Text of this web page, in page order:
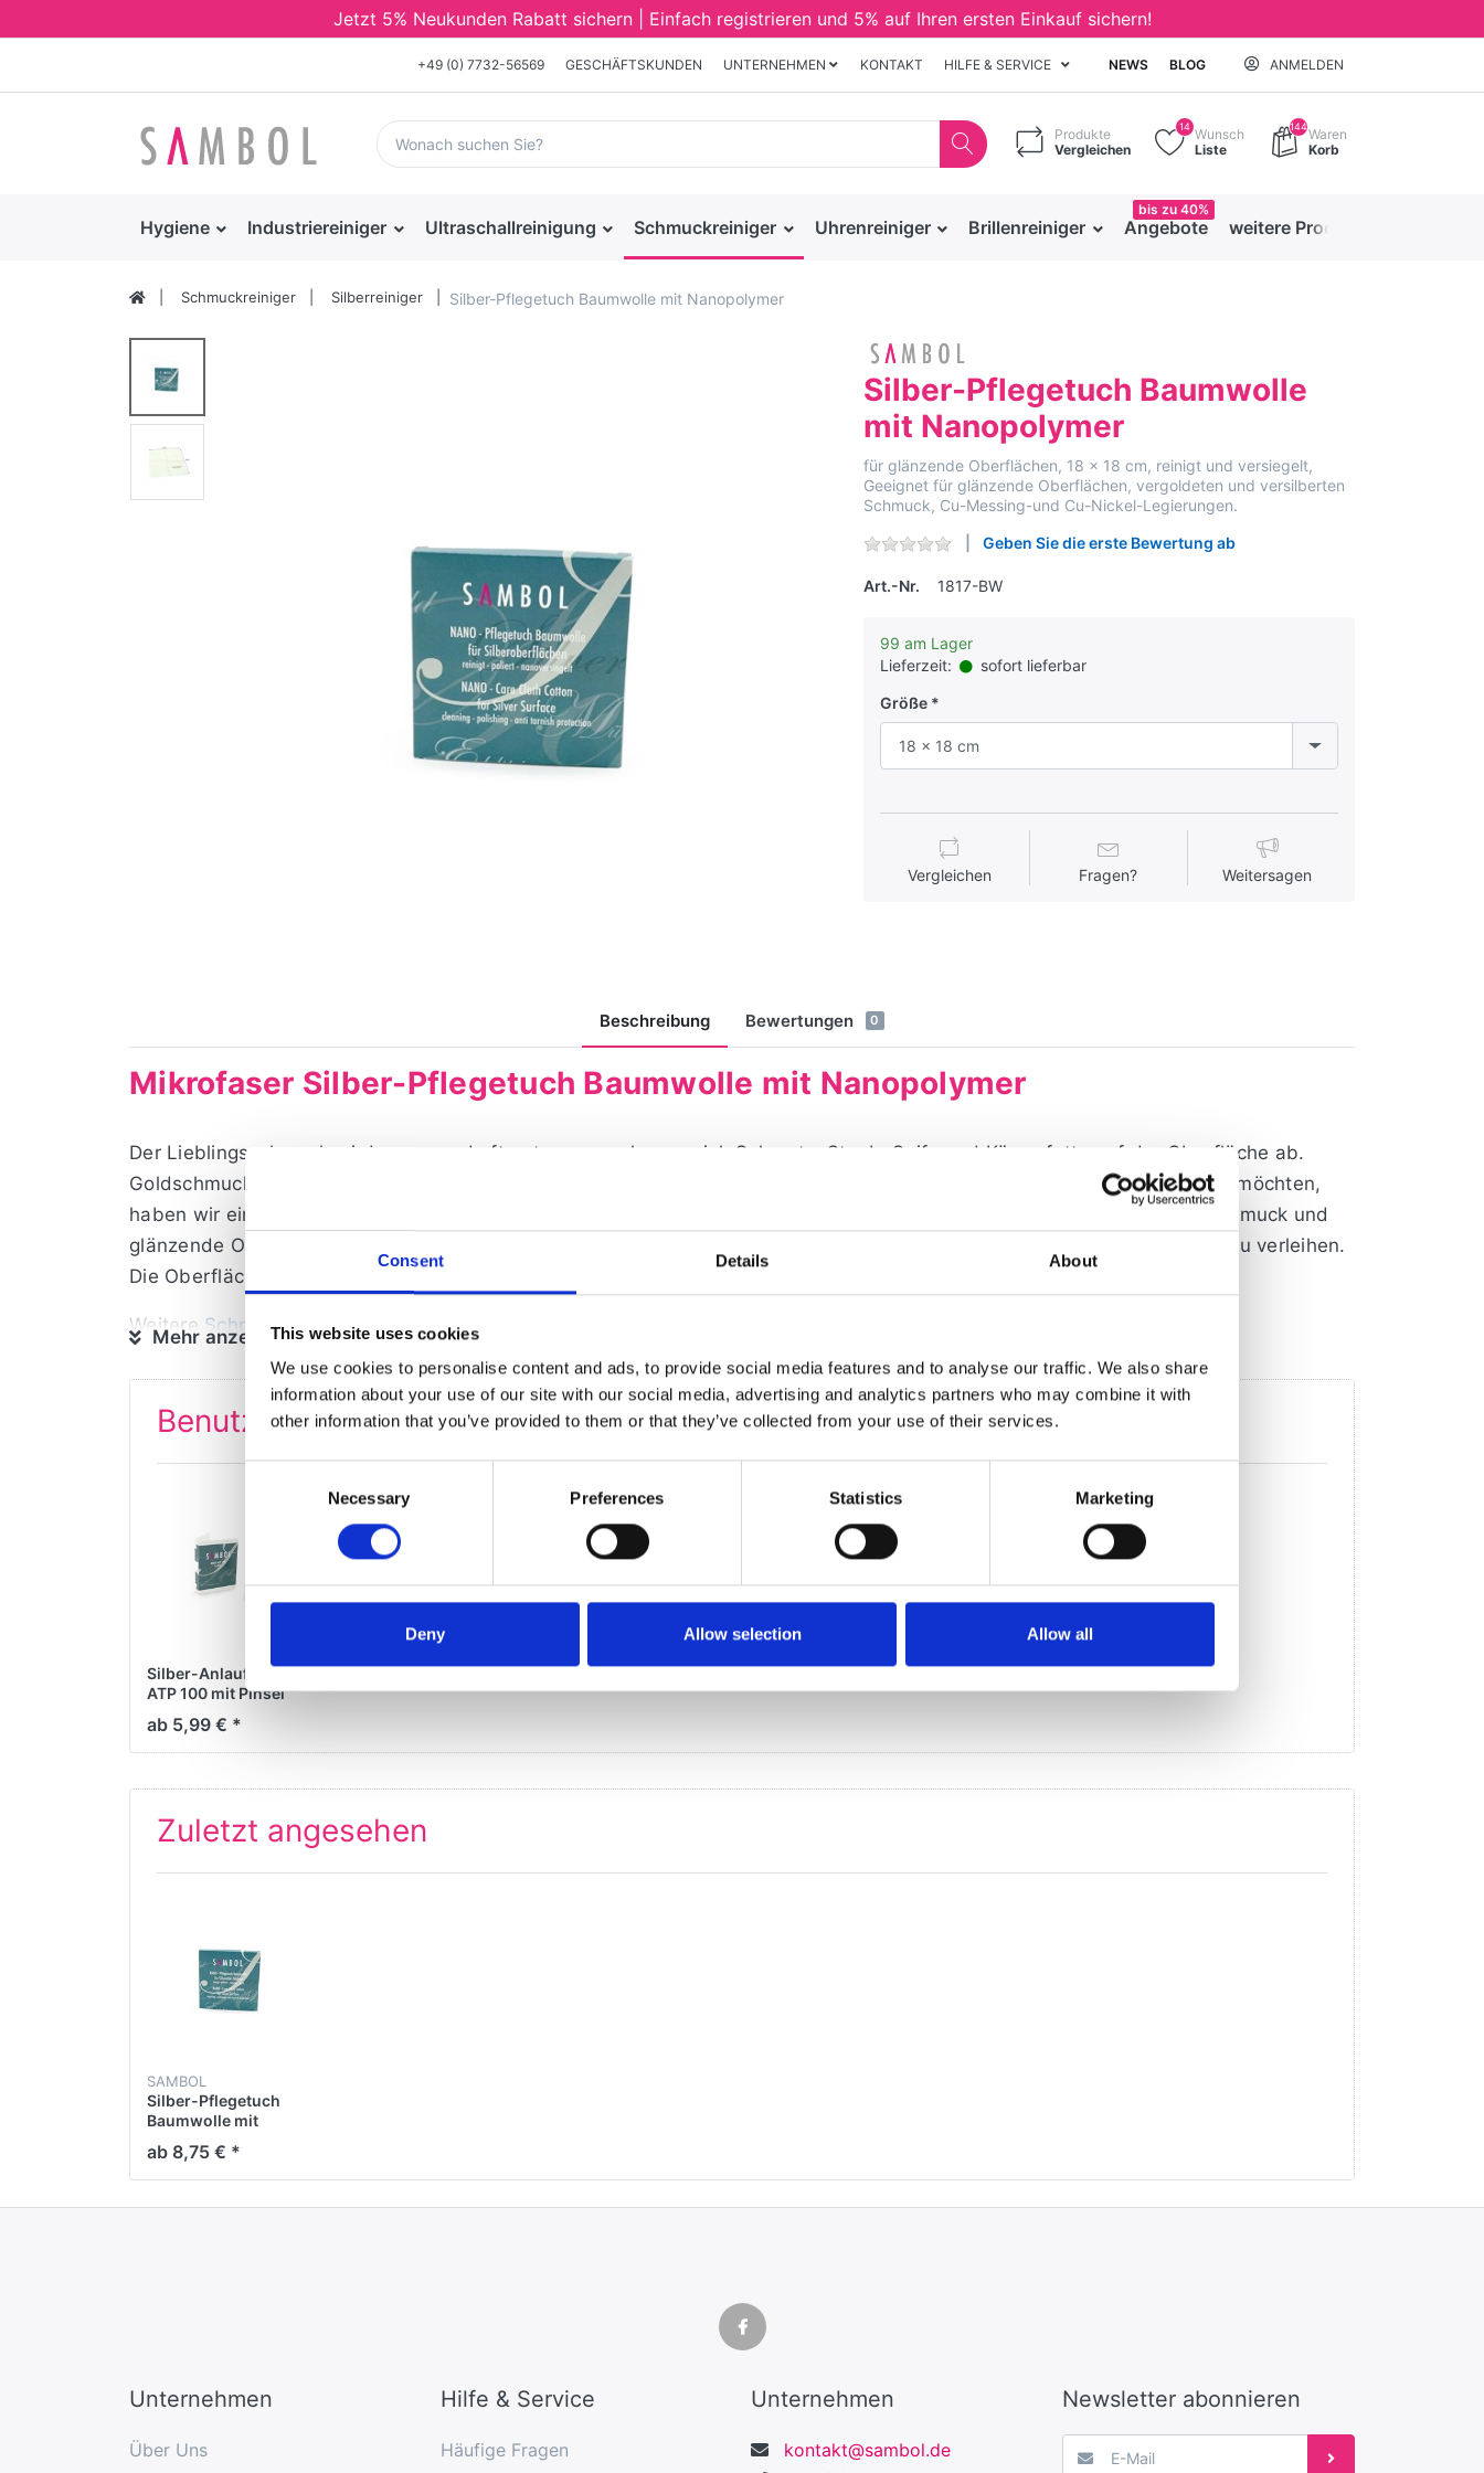
Consent Details About
This website uses cookies
We use cookies to personalise content and ads, to provide social media features and to analyse our traffic. We also share
information about your use of our site with our social media, advertising and analytics partners who may combine it with
other information that you’ve provided to them or that they’ve collected from your use of their services.
Necessary Preferences Statistics Marketing
Deny Allow selection Allow all
Jetzt 5% Neukunden Rabatt sichern | Einfach registrieren und 5% auf Ihren ersten Einkauf sichern!
+49 (0) 7732-56569 GESCHÄFTSKUNDEN UNTERNEHMEN KONTAKT HILFE & SERVICE NEWS BLOG ANMELDEN
Produkte
Vergleichen
14 Wunsch
Liste
144Waren
Korb
Hygiene Industriereiniger Ultraschallreinigung Schmuckreiniger Uhrenreiniger Brillenreiniger Angebote
bis zu 40%
weitere Produkte
Schmuckreiniger Silberreiniger Silber-Pflegetuch Baumwolle mit Nanopolymer
Silber-Pflegetuch Baumwolle
mit Nanopolymer
für glänzende Oberflächen, 18 x 18 cm, reinigt und versiegelt,
Geeignet für glänzende Oberflächen, vergoldeten und versilberten
Schmuck, Cu-Messing-und Cu-Nickel-Legierungen.
Geben Sie die erste Bewertung ab
Art.-Nr. 1817-BW
99 am Lager
Lieferzeit:
sofort lieferbar
Größe
18 x 18 cm
Vergleichen Fragen? Weitersagen
Beschreibung Bewertungen 0
Mikrofaser Silber-Pflegetuch Baumwolle mit Nanopolymer
Der Lieblingsschmuck wird gerne und oft getragen, so lagern sich Schmutz, Staub, Seife und Körperfette auf der Oberfläche ab.
Goldschmuck kann im Laufe der Zeit sein Aussehen verändern. Wenn Sie Ihr Schmuck wieder zu neuem Glanz verhelfen möchten,
haben wir eine schnelle und einfache Lösung! Das Sambol Silber-Pflegetuch mit Nanopolymer ist ideal für wertvollen Schmuck und
glänzende Oberflächen. Es ist leicht anzuwenden und hilft Ihnen dabei, Ihren Lieblingsstücken einen besonderen Glanz zu verleihen.
Die Oberfläche wird in einem Arbeitsgang gesäubert, von Oxidation und Verfärbung, poliert und anlaufgeschützt.
Weitere Schmuckreinigerfinden Sie in unserem Shop. Sehen Sie sich gerne auch bei unseren professionellen
Reinigungsgeräten
Mehr anzeigen
Benutzer, die diesen Artikel gekauft haben, haben auch gekauft
Silber-Anlaufschutz
ATP 100 mit Pinsel
ab 5,99 € *
Zuletzt angesehen
SAMBOL
Silber-Pflegetuch
Baumwolle mit
ab 8,75 € *
Unternehmen
Über Uns
Hilfe & Service
Häufige Fragen
Unternehmen
kontakt@sambol.de
Newsletter abonnieren